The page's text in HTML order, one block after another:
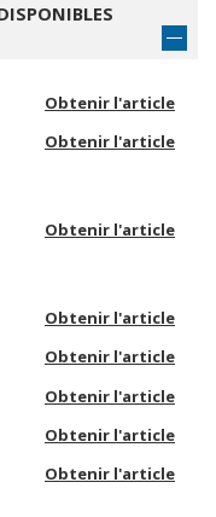
Obtenir l'article
Obtenir l'article
Obtenir l'article
Obtenir l'article
Obtenir l'article
Obtenir l'article
Obtenir l'article
Obtenir l'article